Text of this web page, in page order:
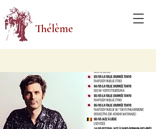
Thélème